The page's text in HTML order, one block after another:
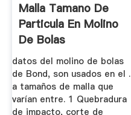
Malla Tamano De
Particula En Molino
De Bolas
datos del molino de bolas
de Bond, son usados en el .
a tamaños de malla que
varían entre. 1 Quebradura
de impacto, corte de